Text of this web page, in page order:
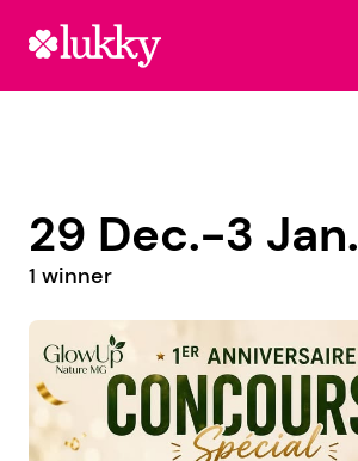
29 Dec.-3 Jan.
1 winner
@labohem.ok